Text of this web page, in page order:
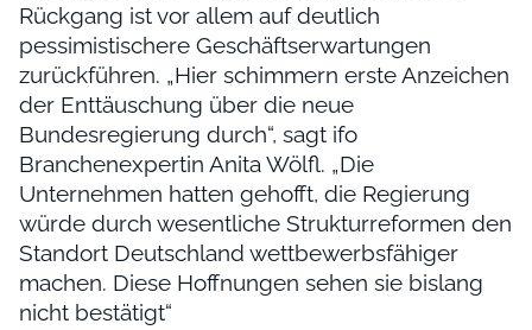
Rückgang ist vor allem auf deutlich
pessimistischere Geschäftserwartungen
zurückführen. „Hier schimmern erste Anzeichen
der Enttäuschung über die neue
Bundesregierung durch“, sagt ifo
Branchenexpertin Anita Wölfl. „Die
Unternehmen hatten gehofft, die Regierung
würde durch wesentliche Strukturreformen den
Standort Deutschland wettbewerbsfähiger
machen. Diese Hoffnungen sehen sie bislang
nicht bestätigt“